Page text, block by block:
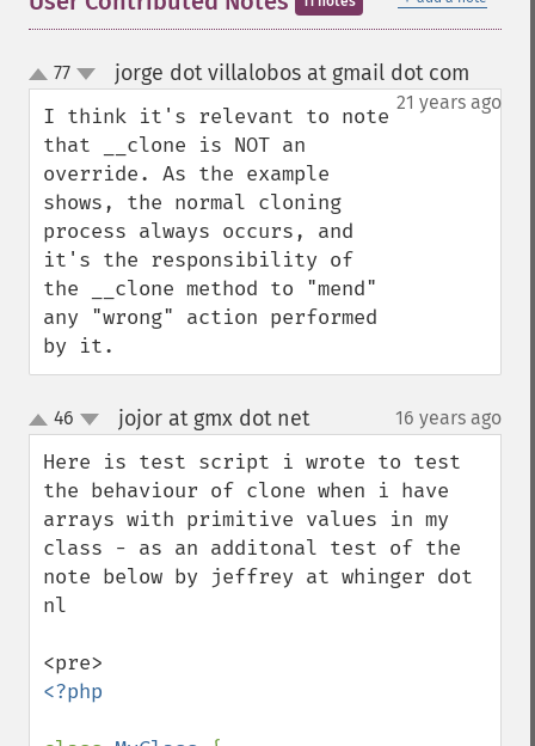
up
down
77 jorge dot villalobos at gmail dot com
21 years ago
I think it's relevant to note
that __clone is NOT an
override. As the example
shows, the normal cloning
process always occurs, and
it's the responsibility of
the __clone method to "mend"
any "wrong" action performed
by it.
up
down
46 jojor at gmx dot net¶ 16 years ago
Here is test script i wrote to test
the behaviour of clone when i have
arrays with primitive values in my
class - as an additonal test of the
note below by jeffrey at whinger dot
nl
<?php